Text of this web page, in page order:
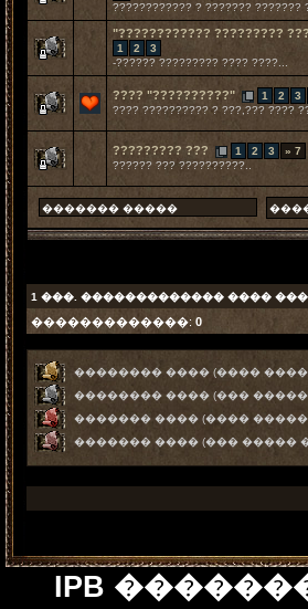
???????????? ? ??????? ???????
"???????????? ?????????
1 2
3
-?????? ????????? ???? ????...
???? "??????????" 1 2 3
???? ?????????? ? ???,??? ????
????????? ??? 1 2 3
» 7
?????? ??? ??????????..
1 ���. ������������� ����
�������������: 0
�������� ���� (����
�������� ���� (���
������� ���� (����
������� ���� (��� �����
IPB